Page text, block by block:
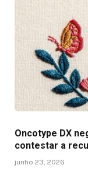
Oncotype DX
contestar a
junho 23, 2026